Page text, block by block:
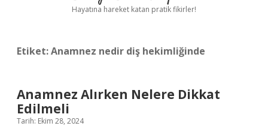
Yasal Uyarı
Hayatına hareket katan pratik fikirler!
Etiket:Anamnez nedir diş hekimliğinde
Anamnez Alırken Nelere Dikkat
Edilmeli
Tarih: Ekim 28, 2024